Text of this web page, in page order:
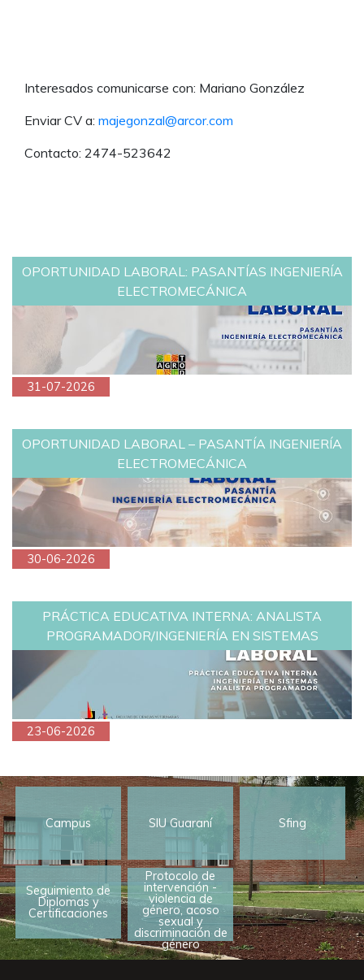
Interesados comunicarse con: Mariano González
Enviar CV a: majegonzal@arcor.com
Contacto: 2474-523642
OPORTUNIDAD LABORAL: PASANTÍAS INGENIERÍA
ELECTROMECÁNICA
31-07-2026
OPORTUNIDAD LABORAL – PASANTÍA INGENIERÍA
ELECTROMECÁNICA
30-06-2026
PRÁCTICA EDUCATIVA INTERNA: ANALISTA
PROGRAMADOR/INGENIERÍA EN SISTEMAS
23-06-2026
Campus SIU Guaraní Sfing
Seguimiento de
Diplomas y
Certificaciones
Protocolo de
intervención -
violencia de
género, acoso
sexual y
discriminación de
género